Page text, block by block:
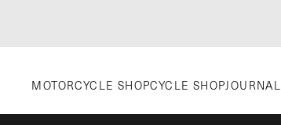
MOTORCYCLE SHOPCYCLE SHOPJOURNAL